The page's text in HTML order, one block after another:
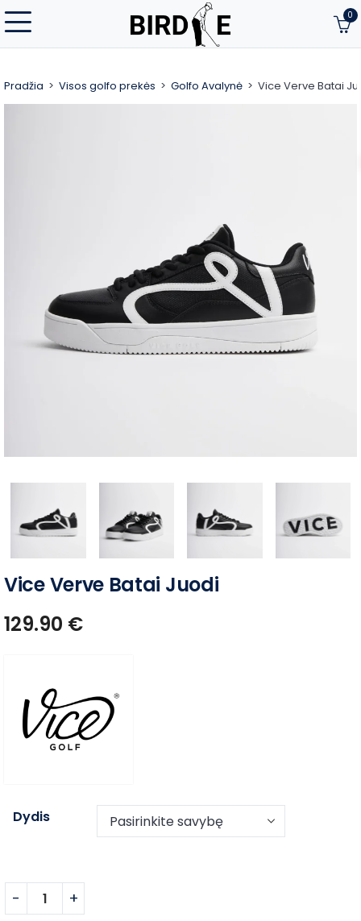
0
Pradžia Visos golfo prekės Golfo Avalynė Vice Verve Batai
Vice Verve Batai Juodi
129.90 €
Dydis